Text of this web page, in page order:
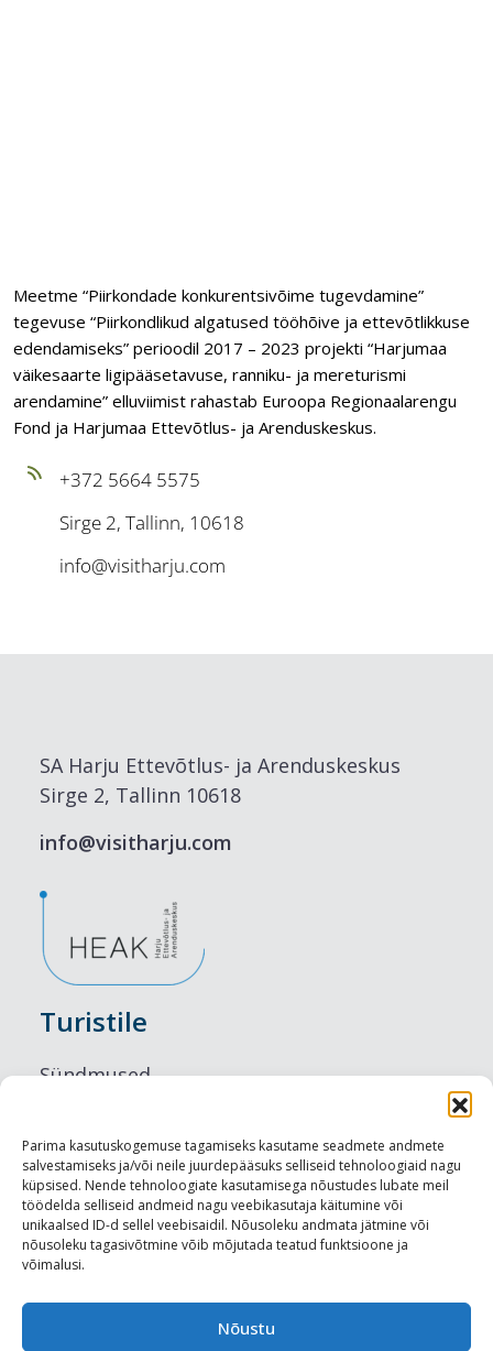
Parima kasutuskogemuse tagamiseks kasutame seadmete andmete
salvestamiseks ja/või neile juurdepääsuks selliseid tehnoloogiaid nagu
küpsised. Nende tehnoloogiate kasutamisega nõustudes lubate meil
töödelda selliseid andmeid nagu veebikasutaja käitumine või
unikaalsed ID-d sellel veebisaidil. Nõusoleku andmata jätmine või
nõusoleku tagasivõtmine võib mõjutada teatud funktsioone ja
võimalusi.
Nõustu
Meetme “Piirkondade konkurentsivõime tugevdamine”
tegevuse “Piirkondlikud algatused tööhõive ja ettevõtlikkuse
edendamiseks” perioodil 2017 – 2023 projekti “Harjumaa
väikesaarte ligipääsetavuse, ranniku- ja mereturismi
arendamine” elluviimist rahastab Euroopa Regionaalarengu
Fond ja Harjumaa Ettevõtlus- ja Arenduskeskus.
+372 5664 5575
Sirge 2, Tallinn, 10618
info@visitharju.com
SA Harju Ettevõtlus- ja Arenduskeskus
Sirge 2, Tallinn 10618
info@visitharju.com
Turistile
Sündmused
Maitseelamused
Vaatamisväärsused
Visit Tallinn
Turismiprofessionaalile